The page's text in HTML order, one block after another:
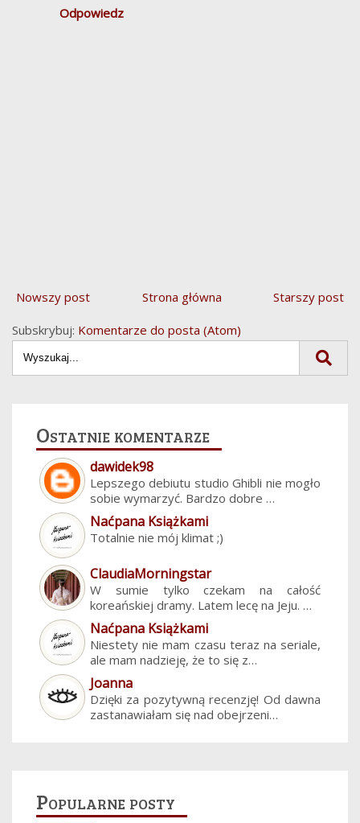
Odpowiedz
Nowszy post Starszy post
Strona główna
Subskrybuj: Komentarze do posta (Atom)
Ostatnie komentarze
dawidek98
Lepszego debiutu studio Ghibli nie mogło
sobie wymarzyć. Bardzo dobre …
Naćpana Książkami
Totalnie nie mój klimat ;)
ClaudiaMorningstar
W sumie tylko czekam na całość
koreańskiej dramy. Latem lecę na Jeju. …
Naćpana Książkami
Niestety nie mam czasu teraz na seriale,
ale mam nadzieję, że to się z…
Joanna
Dzięki za pozytywną recenzję! Od dawna
zastanawiałam się nad obejrzeni…
Popularne posty